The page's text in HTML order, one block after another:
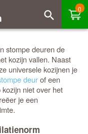
0
stompe deuren de
kozijn vallen. Naast
universele kozijnen je
deurof een
niet over het
je een